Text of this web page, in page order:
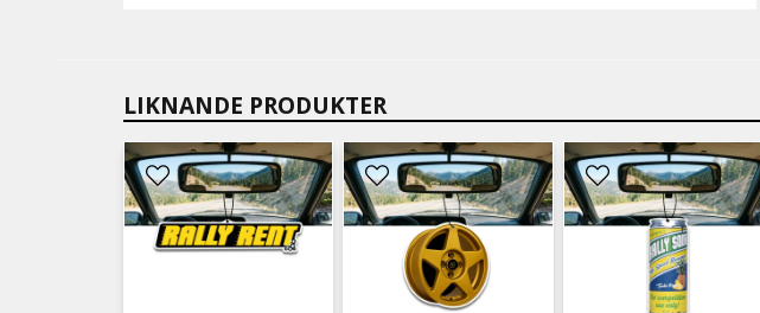
LIKNANDE PRODUKTER